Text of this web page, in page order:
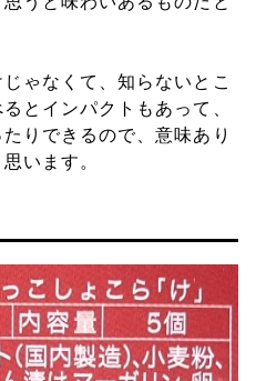
ゃなくて、知らないとこ
とインパクトもあって、
りできるので、意味あり
います。